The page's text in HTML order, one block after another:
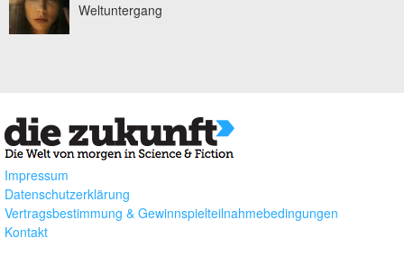
Weltuntergang
Impressum
Datenschutzerklärung
Vertragsbestimmung & Gewinnspielteilnahmebedingungen
Kontakt